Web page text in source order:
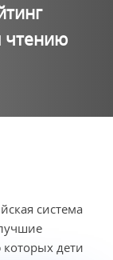
чтению
система
дети